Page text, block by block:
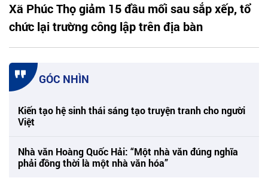
Xã Phúc Thọ giảm 15 đầu mối sau sắp xếp, tổ
chức lại trường công lập trên địa bàn
GÓC NHÌN
Kiến tạo hệ sinh thái sáng tạo truyện tranh cho người
Việt
Nhà văn Hoàng Quốc Hải: “Một nhà văn đúng nghĩa
phải đồng thời là một nhà văn hóa”